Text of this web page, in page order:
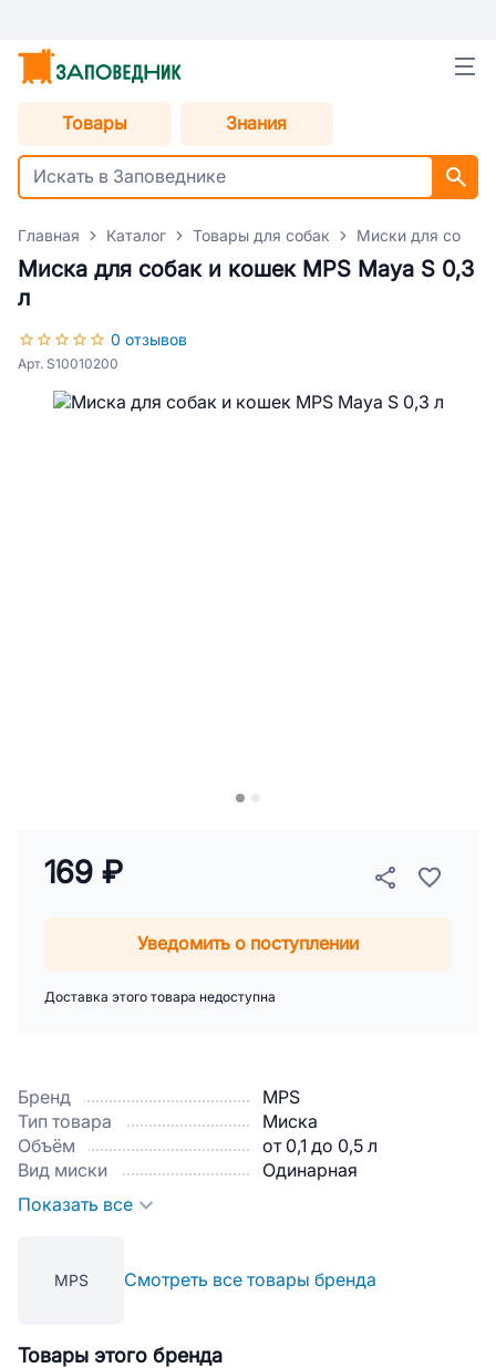
Товары Знания
Главная Каталог Товары для собак Миски для собак
Миска для собак и кошек MPS Maya S 0,3
л
0 отзывов
Арт. S10010200
Бренд
MPS
Тип товара
Миска
Объём
от 0,1 до 0,5 л
Вид миски
Одинарная
Показать все
MPS Смотреть все товары бренда
169 ₽
Уведомить о поступлении
Доставка этого товара недоступна
Товары этого бренда